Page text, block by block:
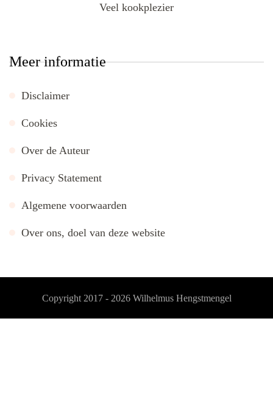
Veel kookplezier
Meer informatie
Disclaimer
Cookies
Over de Auteur
Privacy Statement
Algemene voorwaarden
Over ons, doel van deze website
Copyright 2017 - 2026 Wilhelmus Hengstmengel